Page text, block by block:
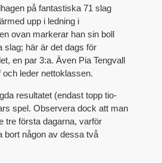
på fantastiska 71 slag
upp i ledning i
ovan markerar han sin boll
slag; här är det dags för
en par 3:a. Även Pia Tengvall
leder nettoklassen.
resultatet (endast topp tio-
spel. Observera dock att man
tre första dagarna, varför
bort någon av dessa två